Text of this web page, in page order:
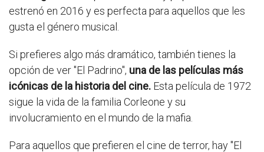
estrenó en 2016 y es perfecta para aquellos que les
gusta el género musical.
Si prefieres algo más dramático, también tienes la
opción de ver "El Padrino", una de las películas más
icónicas de la historia del cine. Esta película de 1972
sigue la vida de la familia Corleone y su
involucramiento en el mundo de la mafia.
Para aquellos que prefieren el cine de terror, hay "El